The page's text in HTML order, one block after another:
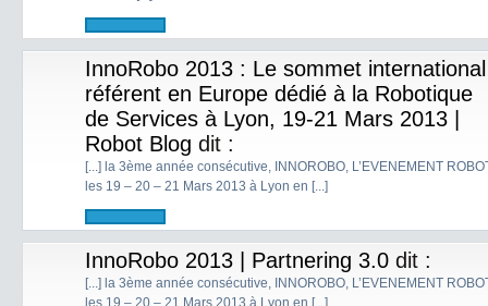
InnoRobo 2013 : Le sommet international
référent en Europe dédié à la Robotique
de Services à Lyon, 19-21 Mars 2013 |
Robot Blog dit :
[...] la 3ème année consécutive, INNOROBO, L’EVENEMENT
les 19 – 20 – 21 Mars 2013 à Lyon en [...]
InnoRobo 2013 | Partnering 3.0 dit :
[...] la 3ème année consécutive, INNOROBO, L’EVENEMENT
les 19 – 20 – 21 Mars 2013 à Lyon en [...]